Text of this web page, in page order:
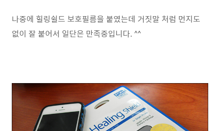
나중에 힐링쉴드 보호필름을 붙였는데 거짓말 처럼 먼지도
없이 잘 붙어서 일단은 만족중입니다. ^^